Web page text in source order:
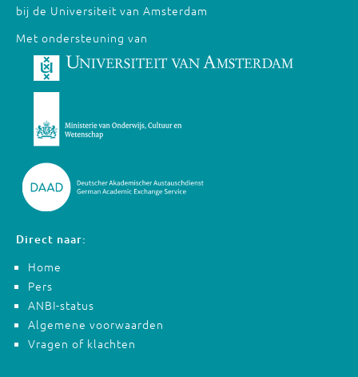
bij de Universiteit van Amsterdam
Met ondersteuning van
Direct naar:
Home
Pers
ANBI-status
Algemene voorwaarden
Vragen of klachten